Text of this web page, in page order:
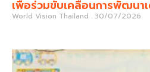
เพื่อร่วมขับเคลื่อนการพัฒนา
World Vision Thailand 30/07/2026